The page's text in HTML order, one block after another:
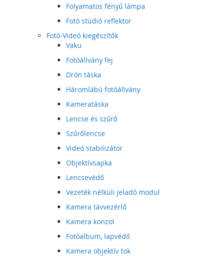
Folyamatos fényű lámpa
Fotó stúdió reflektor
Fotó-Videó kiegészítők
Vaku
Fotóállvány fej
Drón táska
Háromlábú fotóállvány
Kameratáska
Lencse és szűrő
Szűrőlencse
Videó stabilizátor
Objektívsapka
Lencsevédő
Vezeték nélküli jeladó modul
Kamera távvezérlő
Kamera konzol
Fotóalbum, lapvédő
Kamera objektív tok